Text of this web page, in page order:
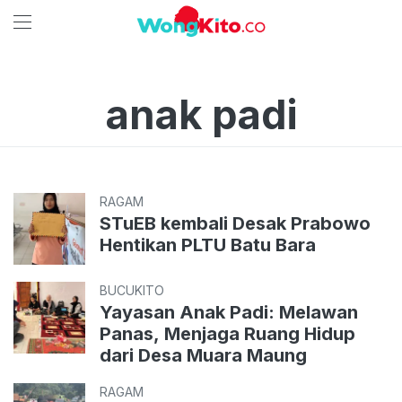
anak padi
RAGAM
STuEB kembali Desak Prabowo
Hentikan PLTU Batu Bara
BUCUKITO
Yayasan Anak Padi: Melawan
Panas, Menjaga Ruang Hidup
dari Desa Muara Maung
RAGAM